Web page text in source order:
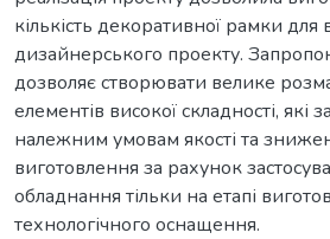
кількість декоративної рамки для
дизайнерського проекту.
дозволяє створювати велике
елементів високої складності, які
належним умовам якості та
виготовлення за рахунок
обладнання тільки на етапі
технологічного оснащення.